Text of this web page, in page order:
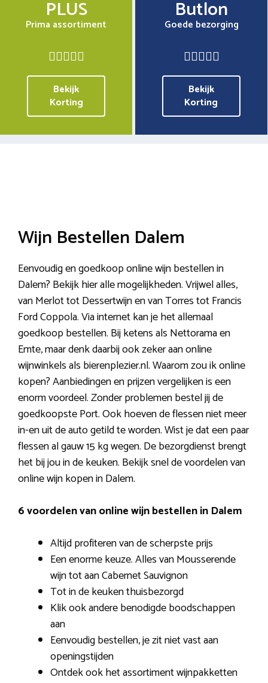
PLUS
Prima assortiment
Bekijk
Korting
Butlon
Goede bezorging
Bekijk
Korting
Wijn Bestellen Dalem
Eenvoudig en goedkoop online wijn bestellen in
Dalem? Bekijk hier alle mogelijkheden. Vrijwel alles,
van Merlot tot Dessertwijn en van Torres tot Francis
Ford Coppola. Via internet kan je het allemaal
goedkoop bestellen. Bij ketens als Nettorama en
Emte, maar denk daarbij ook zeker aan online
wijnwinkels als bierenplezier.nl. Waarom zou ik online
kopen? Aanbiedingen en prijzen vergelijken is een
enorm voordeel. Zonder problemen bestel jij de
goedkoopste Port. Ook hoeven de flessen niet meer
in-en uit de auto getild te worden. Wist je dat een paar
flessen al gauw 15 kg wegen. De bezorgdienst brengt
het bij jou in de keuken. Bekijk snel de voordelen van
online wijn kopen in Dalem.
6 voordelen van online wijn bestellen in Dalem
Altijd profiteren van de scherpste prijs
Een enorme keuze. Alles van Mousserende
wijn tot aan Cabernet Sauvignon
Tot in de keuken thuisbezorgd
Klik ook andere benodigde boodschappen
aan
Eenvoudig bestellen, je zit niet vast aan
openingstijden
Ontdek ook het assortiment wijnpakketten